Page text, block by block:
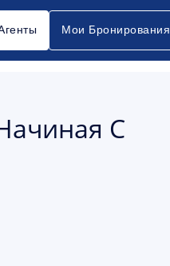
Мои Бронирования
С